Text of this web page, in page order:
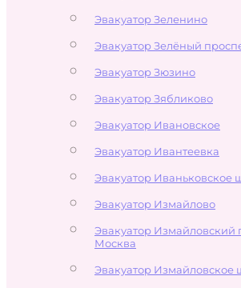
Эвакуатор Зеленино
Эвакуатор Зелёный
Эвакуатор Зюзино
Эвакуатор Зябликово
Эвакуатор Ивановское
Эвакуатор Ивантеевка
Эвакуатор Иваньковское
Эвакуатор Измайлово
Эвакуатор Измайловский
Москва
Эвакуатор Измайловское